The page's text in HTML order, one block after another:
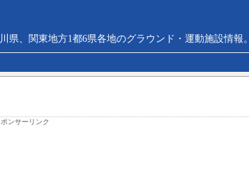
、関東地方1都6県各地のグラウンド・運動施設情報。
ポンサーリンク